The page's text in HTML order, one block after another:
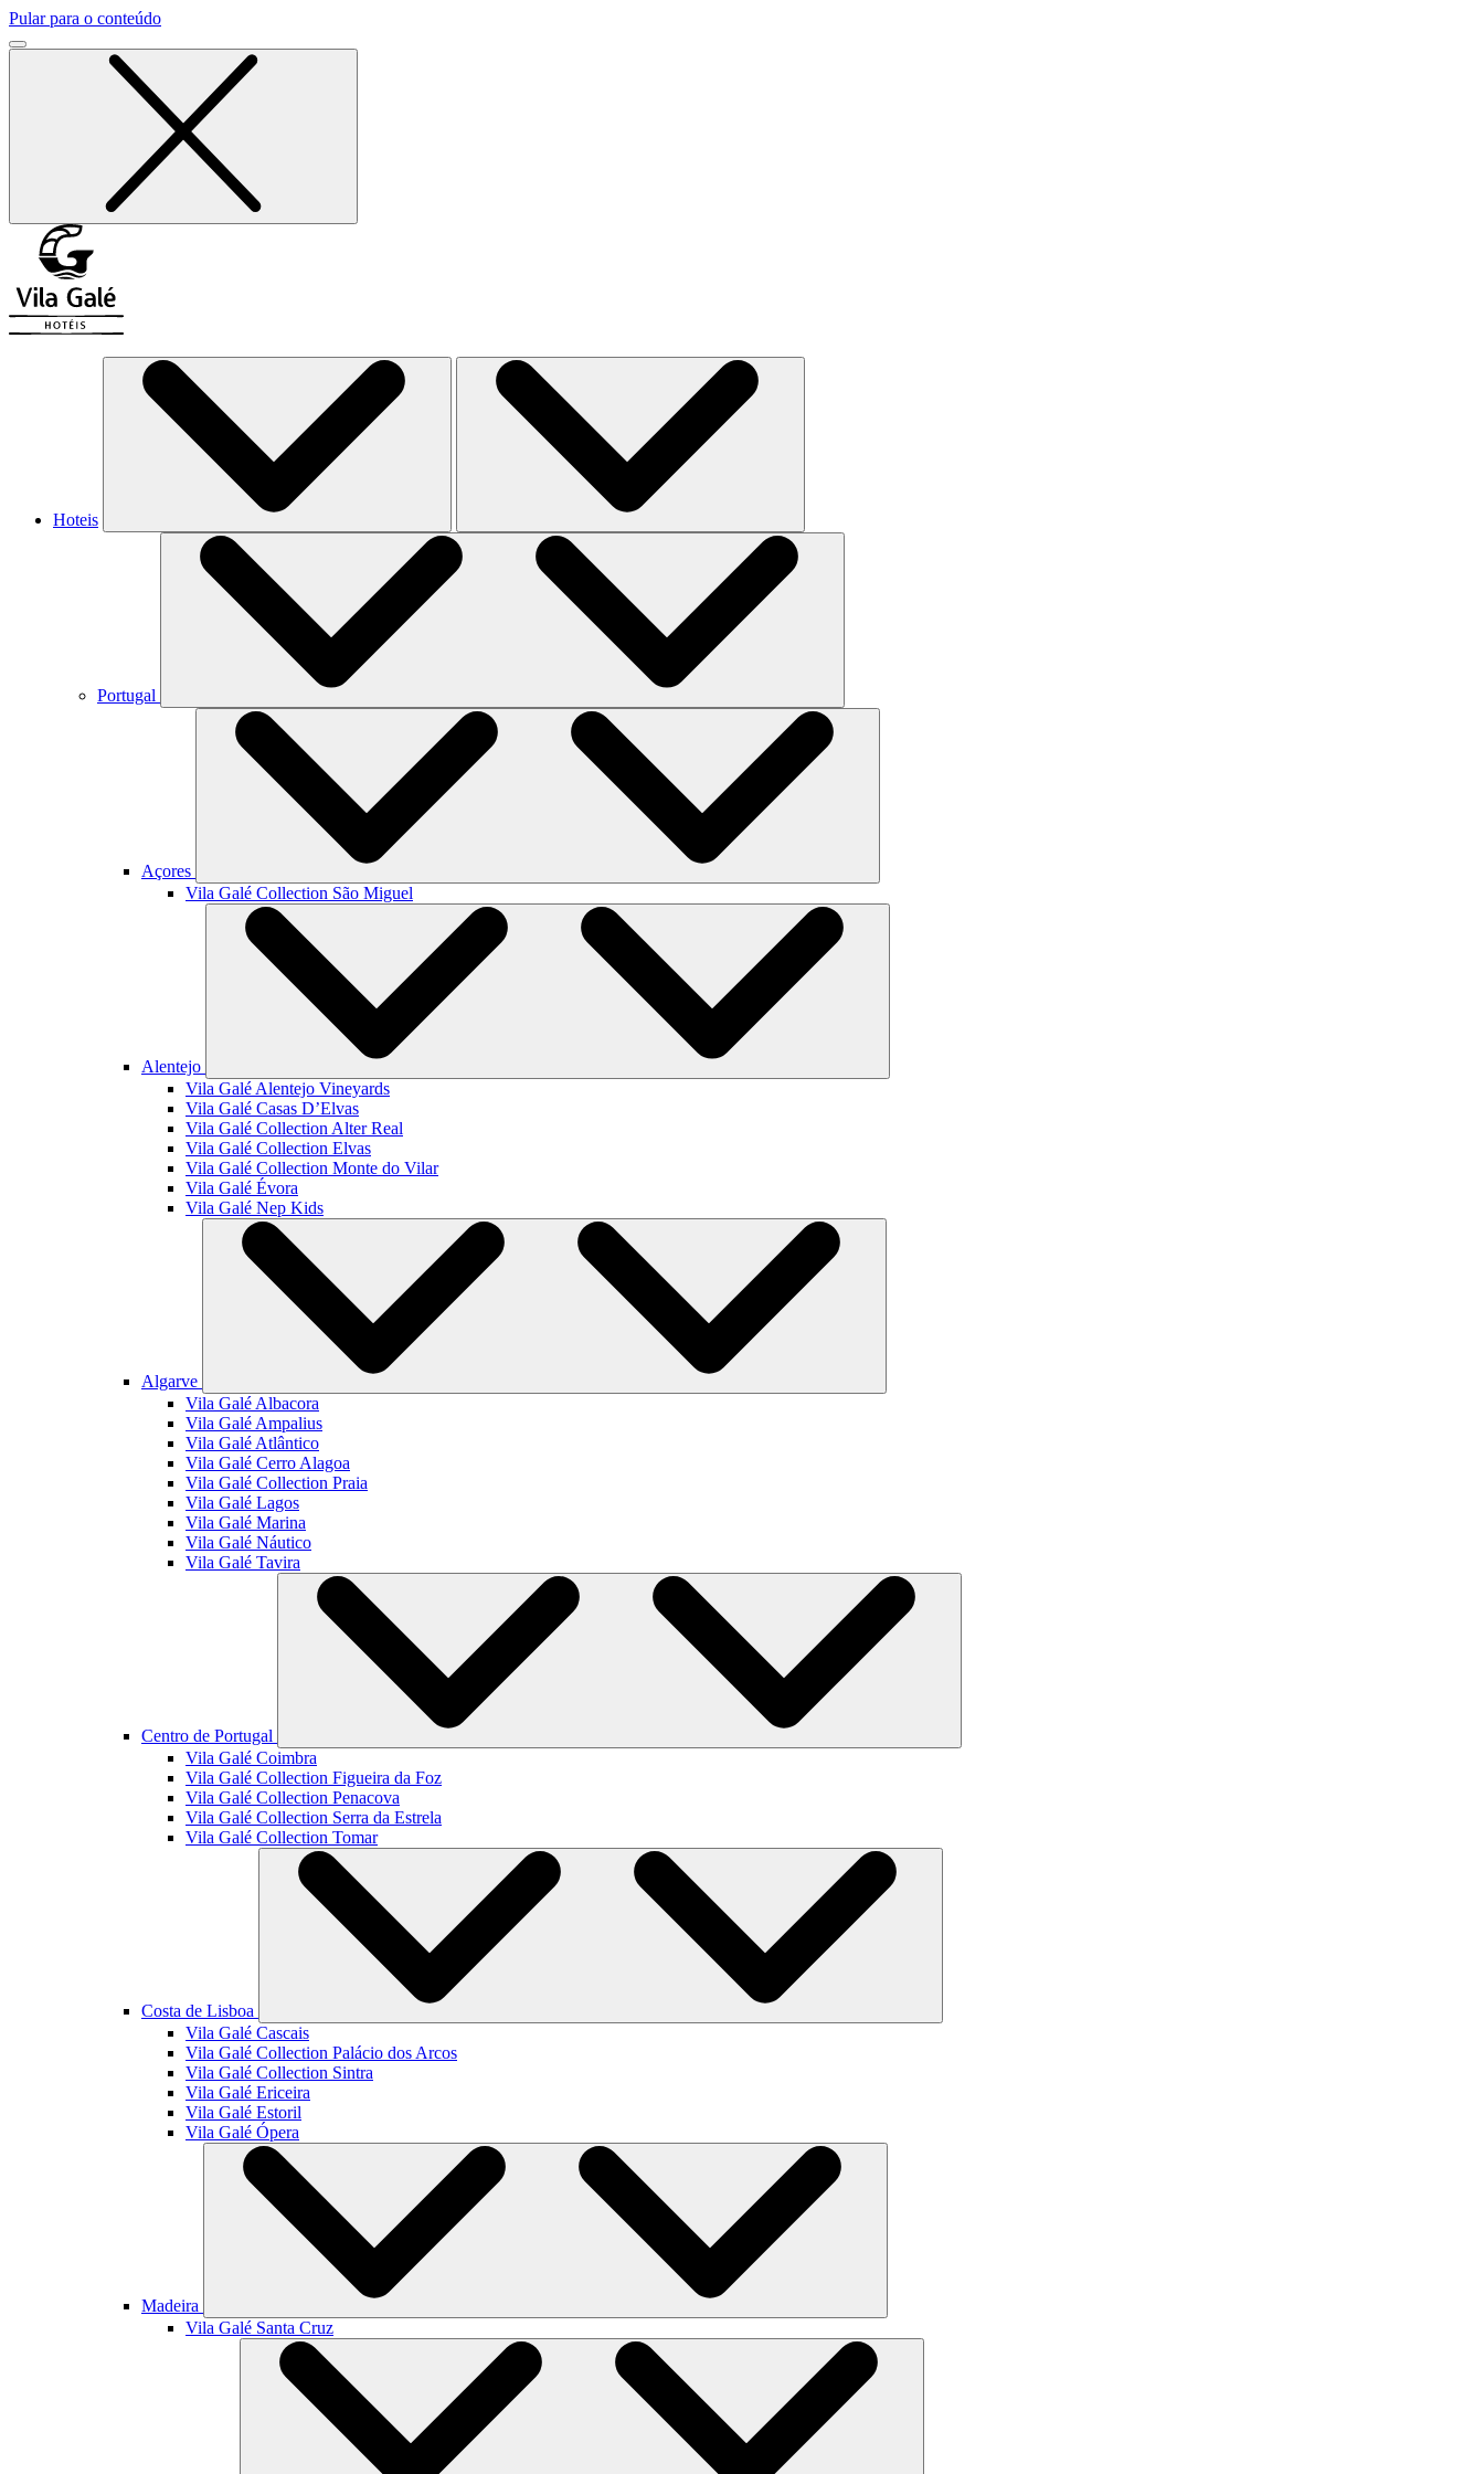
Pular para o conteúdo
Hoteis
Portugal
Açores
Vila Galé Collection São Miguel
Alentejo
Vila Galé Alentejo Vineyards
Vila Galé Casas D’Elvas
Vila Galé Collection Alter Real
Vila Galé Collection Elvas
Vila Galé Collection Monte do Vilar
Vila Galé Évora
Vila Galé Nep Kids
Algarve
Vila Galé Albacora
Vila Galé Ampalius
Vila Galé Atlântico
Vila Galé Cerro Alagoa
Vila Galé Collection Praia
Vila Galé Lagos
Vila Galé Marina
Vila Galé Náutico
Vila Galé Tavira
Centro de Portugal
Vila Galé Coimbra
Vila Galé Collection Figueira da Foz
Vila Galé Collection Penacova
Vila Galé Collection Serra da Estrela
Vila Galé Collection Tomar
Costa de Lisboa
Vila Galé Cascais
Vila Galé Collection Palácio dos Arcos
Vila Galé Collection Sintra
Vila Galé Ericeira
Vila Galé Estoril
Vila Galé Ópera
Madeira
Vila Galé Santa Cruz